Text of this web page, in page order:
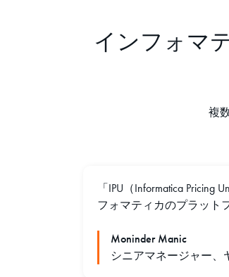
インフォマ
複
「IPU（Informatica
フォマティカのプラット
Moninder Manic
シニアマネージャー、